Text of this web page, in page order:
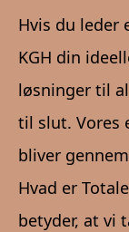
Hvis du leder
KGH din
løsninger til
til slut. Vores
bliver
Hvad er
betyder, at vi